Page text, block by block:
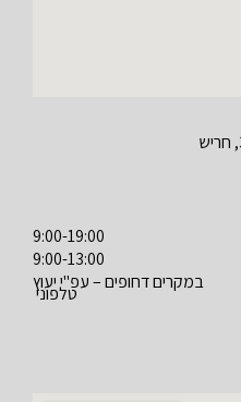
9:00-19:00
9:00-13:00
במקרים דחופים – עפ"י יעוץ
טלפוני